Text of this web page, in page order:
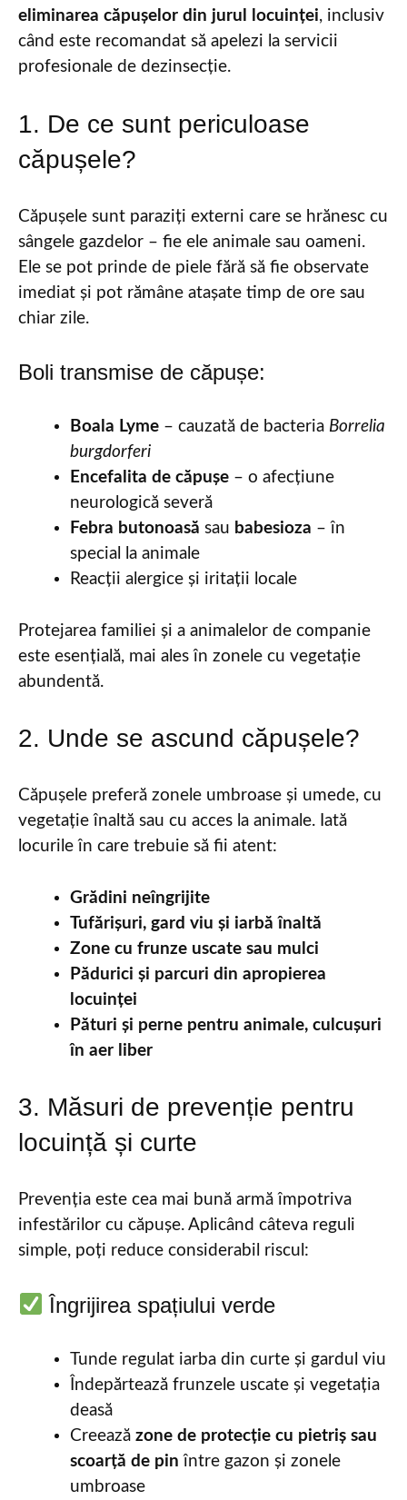
eliminarea căpușelor din jurul locuinței, inclusiv
când este recomandat să apelezi la servicii
profesionale de dezinsecție.
1. De ce sunt periculoase
căpușele?
Căpușele sunt paraziți externi care se hrănesc cu
sângele gazdelor – fie ele animale sau oameni.
Ele se pot prinde de piele fără să fie observate
imediat și pot rămâne atașate timp de ore sau
chiar zile.
Boli transmise de căpușe:
Boala Lyme – cauzată de bacteria Borrelia
burgdorferi
Encefalita de căpușe – o afecțiune
neurologică severă
Febra butonoasă sau babesioza – în
special la animale
Reacții alergice și iritații locale
Protejarea familiei și a animalelor de companie
este esențială, mai ales în zonele cu vegetație
abundentă.
2. Unde se ascund căpușele?
Căpușele preferă zonele umbroase și umede, cu
vegetație înaltă sau cu acces la animale. Iată
locurile în care trebuie să fii atent:
Grădini neîngrijite
Tufărișuri, gard viu și iarbă înaltă
Zone cu frunze uscate sau mulci
Pădurici și parcuri din apropierea
locuinței
Pături și perne pentru animale, culcușuri
în aer liber
3. Măsuri de prevenție pentru
locuință și curte
Prevenția este cea mai bună armă împotriva
infestărilor cu căpușe. Aplicând câteva reguli
simple, poți reduce considerabil riscul:
Îngrijirea spațiului verde
Tunde regulat iarba din curte și gardul viu
Îndepărtează frunzele uscate și vegetația
deasă
Creează zone de protecție cu pietriș sau
scoarță de pin între gazon și zonele
umbroase